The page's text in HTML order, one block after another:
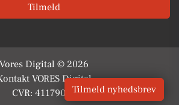
Tilmeld
Vores Digital © 2026
VORES Digital
CVR: 41179082Tilmeld nyhedsbrev